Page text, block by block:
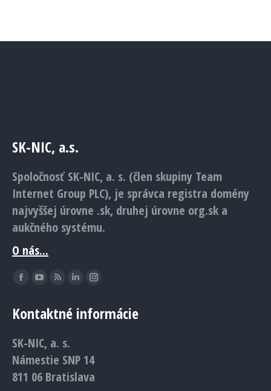
SK-NIC, a.s.
Spoločnosť SK-NIC, a. s. (člen skupiny Team
Internet Group PLC), je správca registra domény
najvyššej úrovne .sk, druhej úrovne org.sk a
aukčného systému.
O nás...
Find us on:
Facebook
opens
new
window
YouTube
opens
new
window
Rss
opens
new
window
Linkedin
opens
window
Instagram
opens
window
Kontaktné informácie
SK-NIC, a. s.
Námestie SNP 14
811 06 Bratislava